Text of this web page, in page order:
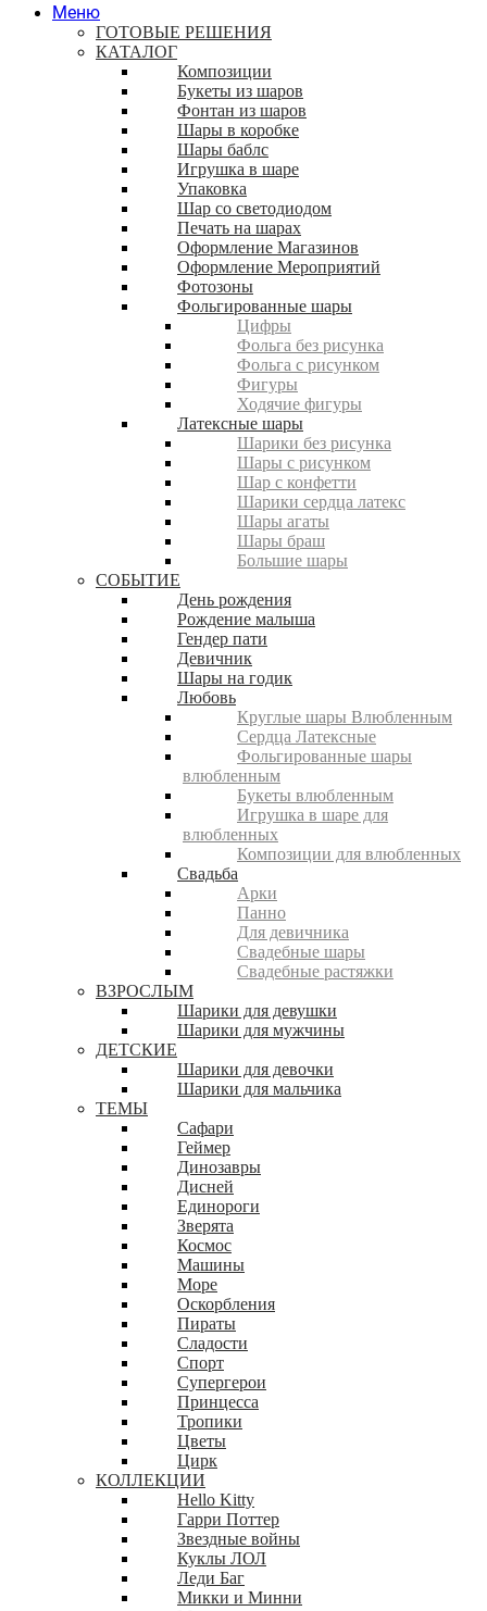
Меню
ГОТОВЫЕ РЕШЕНИЯ
КАТАЛОГ
Композиции
Букеты из шаров
Фонтан из шаров
Шары в коробке
Шары баблс
Игрушка в шаре
Упаковка
Шар со светодиодом
Печать на шарах
Оформление Магазинов
Оформление Мероприятий
Фотозоны
Фольгированные шары
Цифры
Фольга без рисунка
Фольга с рисунком
Фигуры
Ходячие фигуры
Латексные шары
Шарики без рисунка
Шары с рисунком
Шар с конфетти
Шарики сердца латекс
Шары агаты
Шары браш
Большие шары
СОБЫТИЕ
День рождения
Рождение малыша
Гендер пати
Девичник
Шары на годик
Любовь
Круглые шары Влюбленным
Сердца Латексные
Фольгированные шары
влюбленным
Букеты влюбленным
Игрушка в шаре для
влюбленных
Композиции для влюбленных
Свадьба
Арки
Панно
Для девичника
Свадебные шары
Свадебные растяжки
ВЗРОСЛЫМ
Шарики для девушки
Шарики для мужчины
ДЕТСКИЕ
Шарики для девочки
Шарики для мальчика
ТЕМЫ
Сафари
Геймер
Динозавры
Дисней
Единороги
Зверята
Космос
Машины
Море
Оскорбления
Пираты
Сладости
Спорт
Супергерои
Принцесса
Тропики
Цветы
Цирк
КОЛЛЕКЦИИ
Hello Kitty
Гарри Поттер
Звездные войны
Куклы ЛОЛ
Леди Баг
Микки и Минни